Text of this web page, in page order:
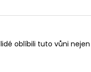
oblíbili tuto vůni